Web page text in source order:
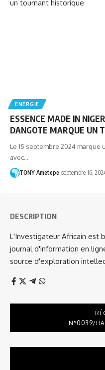
ENERGIE
ESSENCE MADE IN
DANGOTE MARQUE UN
Le 15 septembre 2024
avec…
TONY Ametepe septembre 16,
DESCRIPTION
L'Investigateur Africain est
journal d'information en
source d'exploration
N°0039/